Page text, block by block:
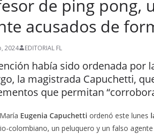
de ping pong,
acusados de
2024 EDITORIAL FL
había sido ordenada por
la magistrada Capuchetti,
que permitan
Eugenia Capuchetti ordenó este lunes
colombiano, un peluquero y un falso